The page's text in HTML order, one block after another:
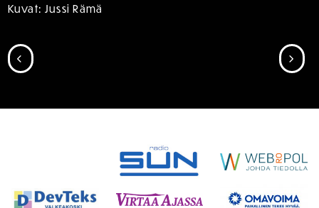
Kuvat: Jussi Rämä
SIIRRY EDELLISEEN